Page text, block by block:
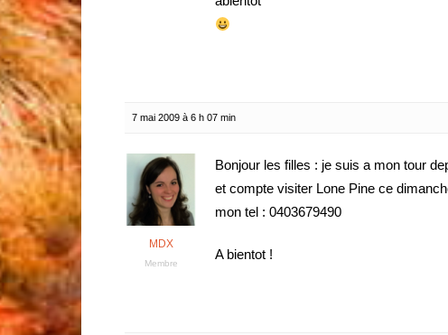
7 mai 2009 à 6 h 07 min
MDX
Membre
Bonjour les filles : je suis a mon tour
et compte visiter Lone Pine ce
mon tel : 0403679490
A bientot !